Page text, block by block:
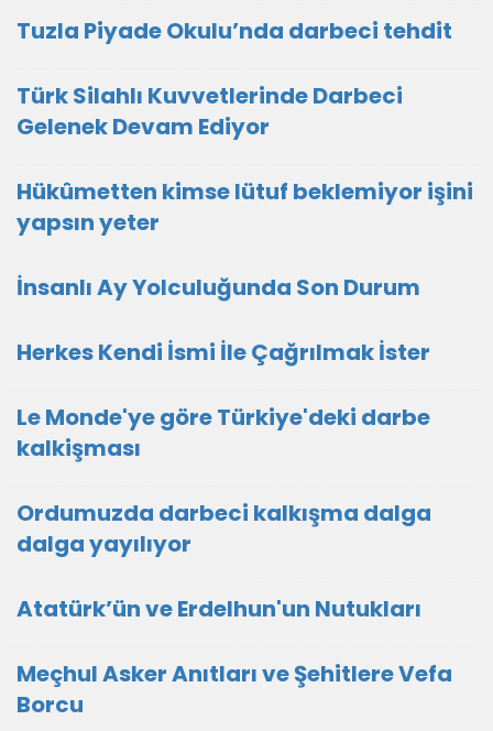
Tuzla Piyade Okulu’nda darbeci tehdit
Türk Silahlı Kuvvetlerinde Darbeci
Gelenek Devam Ediyor
Hükûmetten kimse lütuf beklemiyor işini
yapsın yeter
İnsanlı Ay Yolculuğunda Son Durum
Herkes Kendi İsmi İle Çağrılmak İster
Le Monde'ye göre Türkiye'deki darbe
kalkişması
Ordumuzda darbeci kalkışma dalga
dalga yayılıyor
Atatürk’ün ve Erdelhun'un Nutukları
Meçhul Asker Anıtları ve Şehitlere Vefa
Borcu